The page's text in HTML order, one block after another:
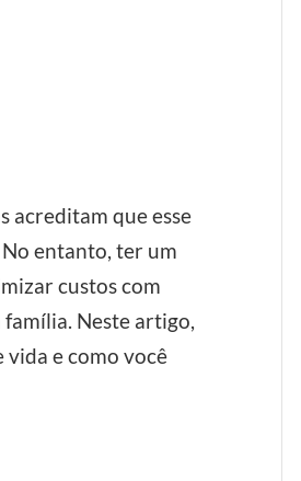
acreditam que esse
entanto, ter um
custos com
Neste artigo,
vida e como você